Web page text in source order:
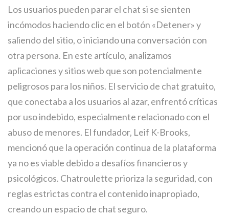
Los usuarios pueden parar el chat si se sienten
incómodos haciendo clic en el botón «Detener» y
saliendo del sitio, o iniciando una conversación con
otra persona. En este artículo, analizamos
aplicaciones y sitios web que son potencialmente
peligrosos para los niños. El servicio de chat gratuito,
que conectaba a los usuarios al azar, enfrentó críticas
por uso indebido, especialmente relacionado con el
abuso de menores. El fundador, Leif K-Brooks,
mencionó que la operación continua de la plataforma
ya no es viable debido a desafíos financieros y
psicológicos. Chatroulette prioriza la seguridad, con
reglas estrictas contra el contenido inapropiado,
creando un espacio de chat seguro.